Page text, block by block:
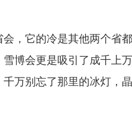
，它的冷是其他两个省
博会更是吸引了成千上
万别忘了那里的冰灯，